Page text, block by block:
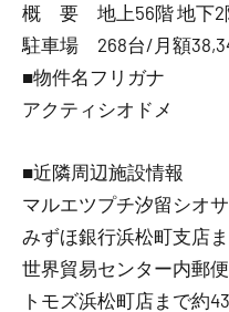
概 要 地上56階 地下2
駐車場 268台/月額
■物件名フリガナ
アクティシオドメ
■近隣周辺施設情報
マルエツプチ汐留シオ
みずほ銀行浜松町支店
世界貿易センター内郵
トモズ浜松町店まで約